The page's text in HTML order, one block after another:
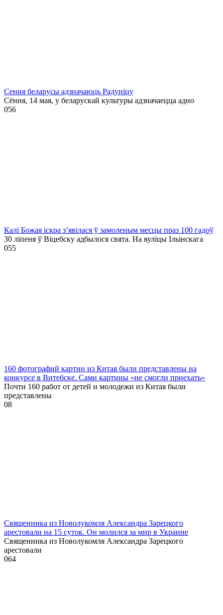
Сення беларусы адзначаюць Радуніцу
Сёння, 14 мая, у беларускай культуры адзначаецца адно
056
Калі Божая іскра з’явілася ў замоленым месцы праз 100 гадоў
30 ліпеня ў Віцебску адбылося свята. На вуліцы Ільінскага
055
160 фотографий картин из Китая были представлены на
конкурсе в Витебске. Сами картины «не смогли приехать»
Почти 160 работ от детей и молодежи из Китая были
представлены
08
Священника из Новолукомля Александра Зарецкого
арестовали на 15 суток. Он молился за мир в Украине
Священника из Новолукомля Александра Зарецкого
арестовали
064